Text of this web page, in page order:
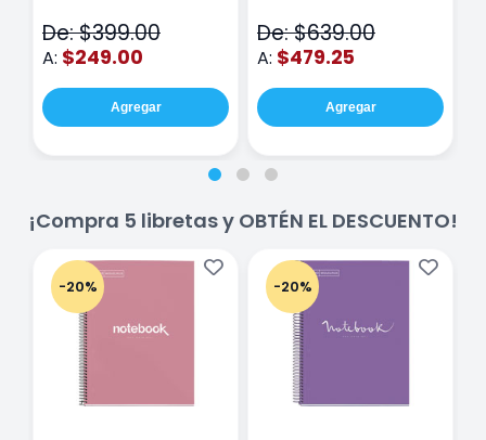
De: $399.00
A: $249.00
Agregar
De: $639.00
A: $479.25
Agregar
¡Compra 5 libretas y OBTÉN EL DESCUENTO!
-20% -20%